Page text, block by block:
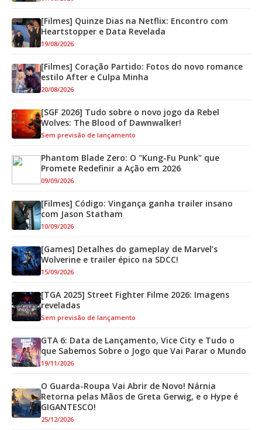
[Filmes] Quinze Dias na Netflix: Encontro com
Heartstopper e Data Revelada
19/08/2026
[Filmes] Coração Partido: Fotos do novo romance
estilo After e Culpa Minha
20/08/2026
[SGF 2026] Tudo sobre o novo jogo da Rebel
Wolves: The Blood of Dawnwalker!
Sem previsão de lançamento
Phantom Blade Zero: O "Kung-Fu Punk" que
Promete Redefinir a Ação em 2026
09/09/2026
[Filmes] Código: Vingança ganha trailer insano
com Jason Statham
10/09/2026
[Games] Detalhes do gameplay de Marvel’s
Wolverine e trailer épico na SDCC!
15/09/2026
[TGA 2025] Street Fighter Filme 2026: Imagens
reveladas
Sem previsão de lançamento
GTA 6: Data de Lançamento, Vice City e Tudo o
que Sabemos Sobre o Jogo que Vai Parar o Mundo
19/11/2026
O Guarda-Roupa Vai Abrir de Novo! Nárnia
Retorna pelas Mãos de Greta Gerwig, e o Hype é
GIGANTESCO!
25/12/2026